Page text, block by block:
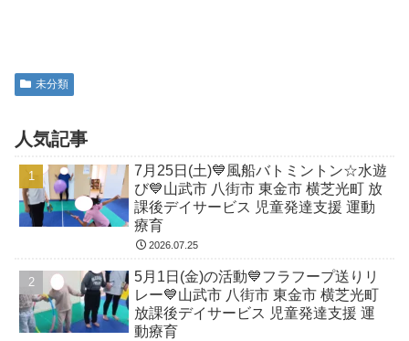
未分類
人気記事
7月25日(土)💙風船バトミントン☆水遊
び💙山武市 八街市 東金市 横芝光町 放
課後デイサービス 児童発達支援 運動
療育
2026.07.25
5月1日(金)の活動💙フラフープ送りリ
レー💙山武市 八街市 東金市 横芝光町
放課後デイサービス 児童発達支援 運
動療育